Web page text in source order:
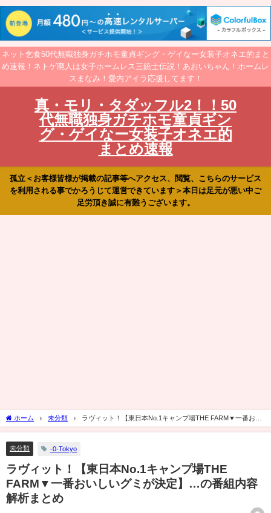
ネット乞食50代無職独身ガチホモ童貞ギング・ゲイなー女装子オネエ的まと
め速報！ネトゲ廃人は女子ホームレス三銃士伝説！あおいちゃん！ホームレ
スまなみ！愛内アイラ応援してます！
真・モリ・タダッフル2！！50
代無職独身ガチホモ童貞ギン
グ・ゲイなー女装子オネエ的
まとめ速報
孤立＜お客様皆様が掲載の記事等へアクセス、閲覧、こちらのサービス
を利用される事でかろうじて運営できています＞本日は足元が悪い中ご
足労頂き誠に有難うございます。
ホーム 未分類
ラヴィット！【東日本No.1キャンプ場THE FARM▼一番おい
しいグミが決定】…の番組内容解析まとめ
未分類 -0-Tokyo
ラヴィット！【東日本No.1キャンプ場THE
FARM▼一番おいしいグミが決定】…の番組内容
解析まとめ